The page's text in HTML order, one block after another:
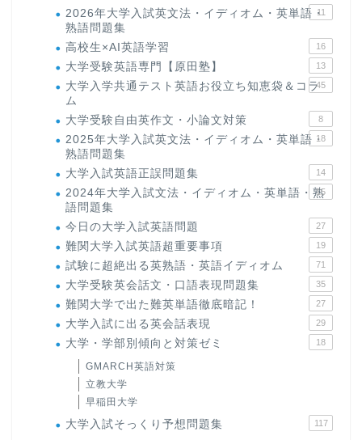
2026年大学入試英文法・イディオム・英単語・
熟語問題集
11
高校生×AI英語学習 16
大学受験英語専門【原田塾】 13
大学入学共通テスト英語お役立ち知恵袋＆コラ
ム
45
大学受験自由英作文・小論文対策 8
2025年大学入試英文法・イディオム・英単語・
熟語問題集
18
大学入試英語正誤問題集 14
2024年大学入試文法・イディオム・英単語・熟
語問題集
15
今日の大学入試英語問題 27
難関大学入試英語超重要事項 19
試験に超絶出る英熟語・英語イディオム 71
大学受験英会話文・口語表現問題集 35
難関大学で出た難英単語徹底暗記！ 27
大学入試に出る英会話表現 29
大学・学部別傾向と対策ゼミ 18
GMARCH英語対策
立教大学
早稲田大学
大学入試そっくり予想問題集 117